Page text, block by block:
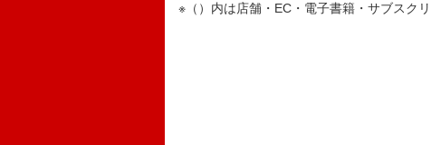
※（）内は店舗・EC・電子書籍・サブスク